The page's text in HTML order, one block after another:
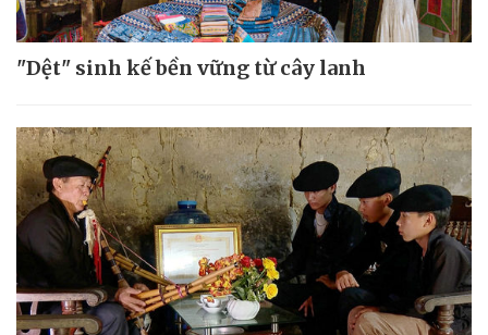
"Dệt" sinh kế bền vững từ cây lanh